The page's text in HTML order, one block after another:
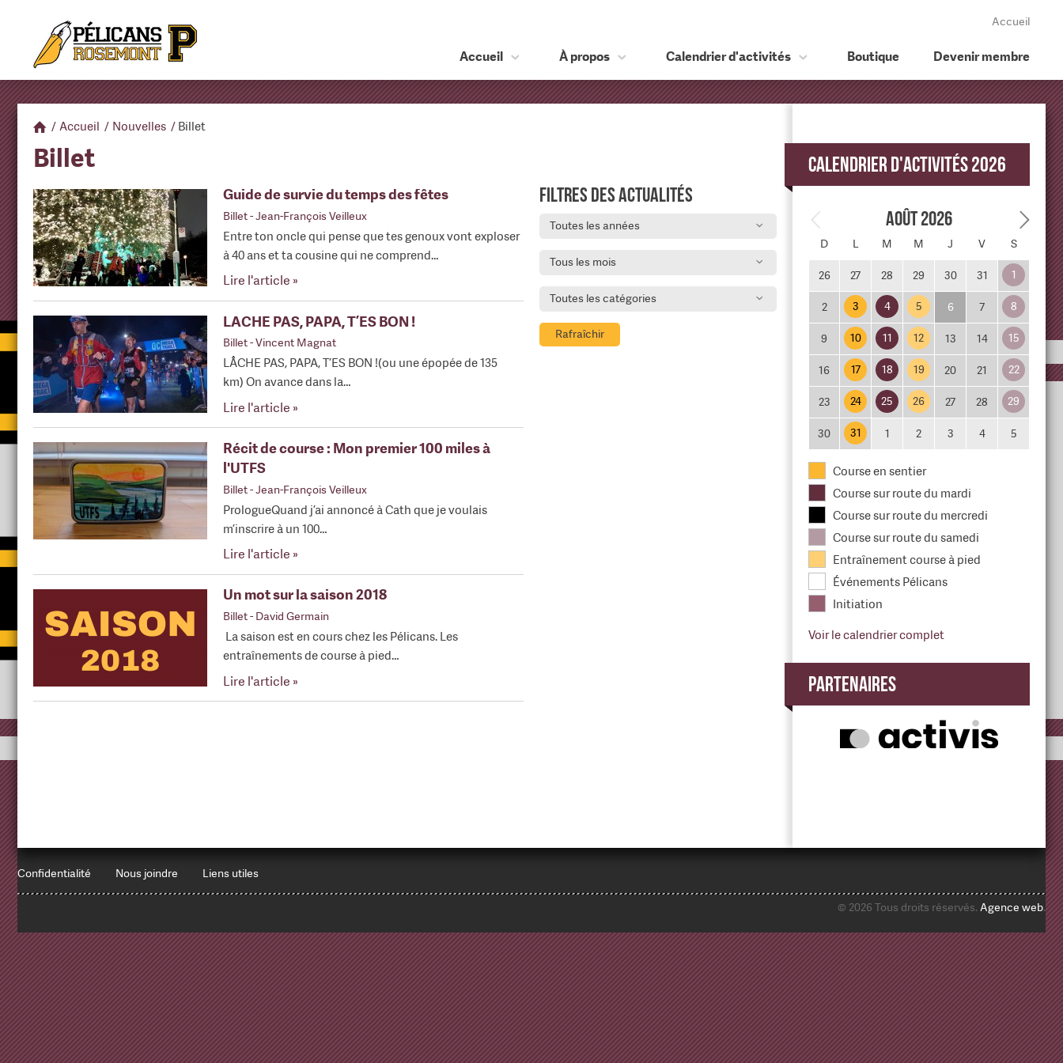
Accueil
Accueil À propos Calendrier d'activités Boutique Devenir membre
/ Accueil / Nouvelles / Billet
Billet
Filtres des actualités
Toutes les années
Tous les mois
Toutes les catégories
Rafraîchir
Guide de survie du temps des fêtes
Billet- Jean-François Veilleux
Entre ton oncle qui pense que tes genoux vont exploser
à 40 ans et ta cousine qui ne comprend…
Lire l'article »
LÂCHE PAS, PAPA, T’ES BON !
Billet- Vincent Magnat
LÂCHE PAS, PAPA, T’ES BON !(ou une épopée de 135
km) On avance dans la…
Lire l'article »
Récit de course : Mon premier 100 miles à
l'UTFS
Billet- Jean-François Veilleux
PrologueQuand j’ai annoncé à Cath que je voulais
m’inscrire à un 100…
Lire l'article »
Un mot sur la saison 2018
Billet- David Germain
La saison est en cours chez les Pélicans. Les
entraînements de course à pied…
Lire l'article »
Calendrier d'activités 2026
Août 2026
D L M M J V S
26 27 28 29 30 31 1
2 3 4 5 6 7 8
9 10 11 12 13 14 15
16 17 18 19 20 21 22
23 24 25 26 27 28 29
30 31 1 2 3 4 5
Course en sentier
Course sur route du mardi
Course sur route du mercredi
Course sur route du samedi
Entraînement course à pied
Événements Pélicans
Initiation
Voir le calendrier complet
Partenaires
Confidentialité Nous joindre Liens utiles
© 2026 Tous droits réservés. Agence web.